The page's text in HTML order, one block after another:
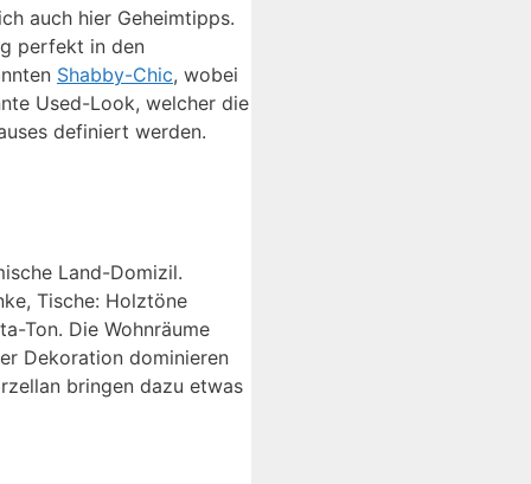
auch hier Geheimtipps.
perfekt in den
Shabby-Chic, wobei
Used-Look, welcher die
definiert werden.
Land-Domizil.
Tische: Holztöne
Ton. Die Wohnräume
Dekoration dominieren
bringen dazu etwas